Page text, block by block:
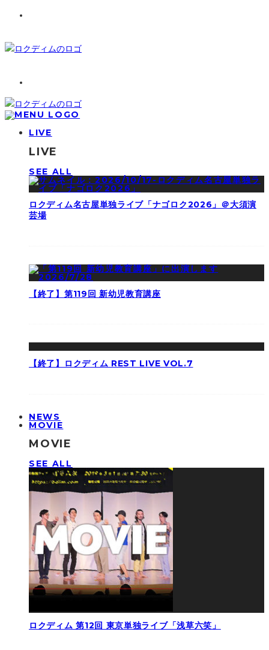
LIVE
LIVE
SEE ALL
ロクディム名古屋単独ライブ「ナゴロク2026」＠大須演
芸場
【終了】第119回 新幼児教育講座
【終了】ロクディム REST LIVE VOL.7
NEWS
MOVIE
MOVIE
SEE ALL
ロクディム 第12回 東京単独ライブ「浅草六笑」